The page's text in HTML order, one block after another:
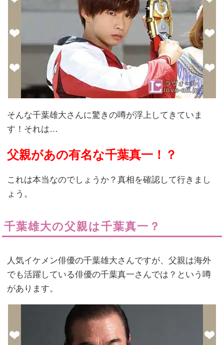
そんな千葉雄大さんに驚きの噂が浮上してきていま
す！それは…
父親があの有名な千葉真一！？
これは本当なのでしょうか？真相を確認して行きまし
ょう。
千葉雄大の父親は千葉真一？
人気イケメン俳優の千葉雄大さんですが、父親は海外
でも活躍している俳優の千葉真一さんでは？という噂
があります。